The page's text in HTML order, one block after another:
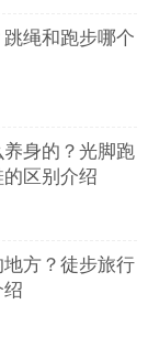
绳和跑步哪个
身的？光脚跑
区别介绍
方？徒步旅行